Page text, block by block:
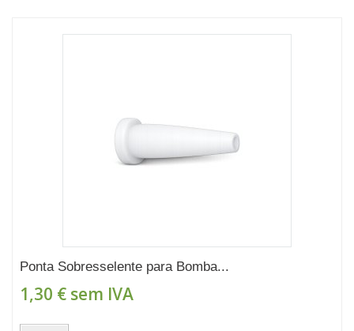
Ponta Sobresselente para Bomba...
1,30 € sem IVA